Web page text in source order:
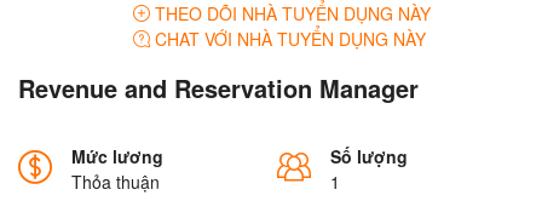
THEO DÕI NHÀ TUYỂN DỤNG NÀY
CHAT VỚI NHÀ TUYỂN DỤNG NÀY
Revenue and Reservation Manager
Mức lương
Thỏa thuận
Số lượng
1